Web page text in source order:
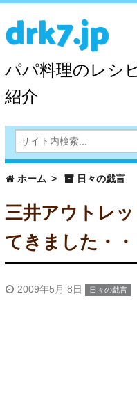
drk7.jp
パパ料理のレシ
紹介
ホーム 日々の戯言
三井アウトレ
てきました・・
2009年5月 8日 日々の戯言